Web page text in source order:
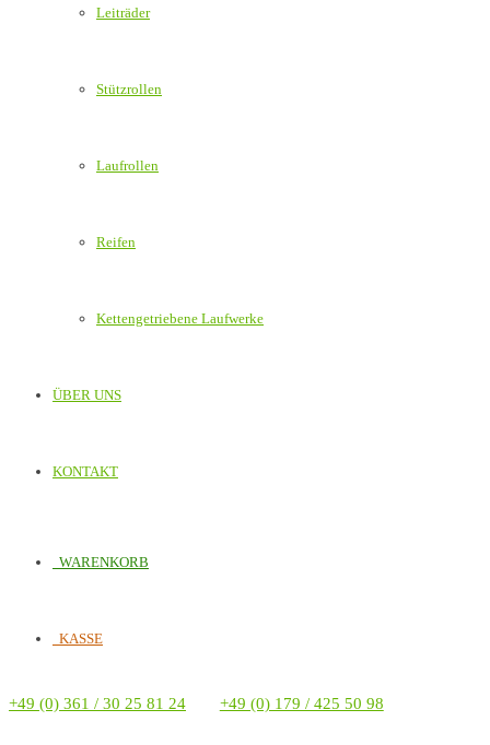
Leiträder
Stützrollen
Laufrollen
Reifen
Kettengetriebene Laufwerke
ÜBER UNS
KONTAKT
WARENKORB
KASSE
+49 (0) 361 / 30 25 81 24 +49 (0) 179 / 425 50 98